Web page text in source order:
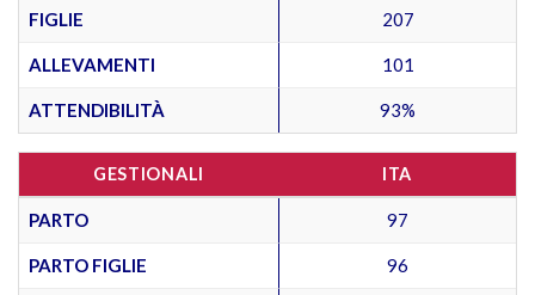
FIGLIE 207
ALLEVAMENTI 101
ATTENDIBILITÀ 93%
GESTIONALI ITA
PARTO 97
PARTO FIGLIE 96